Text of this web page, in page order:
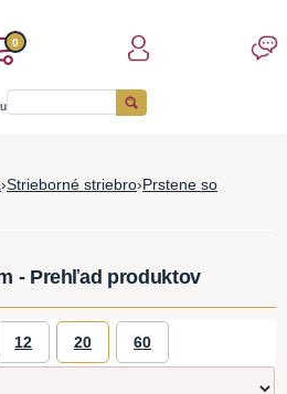
0
›Strieborné striebro›Prstene so
- Prehľad produktov
12 20 60